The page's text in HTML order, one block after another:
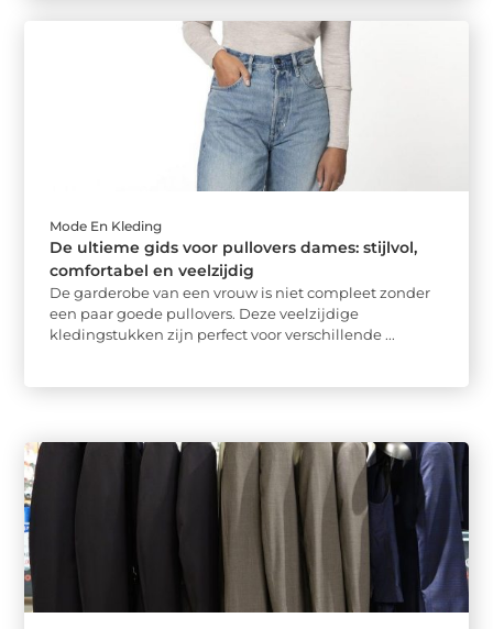
Mode En Kleding
De ultieme gids voor pullovers dames: stijlvol,
comfortabel en veelzijdig
De garderobe van een vrouw is niet compleet zonder
een paar goede pullovers. Deze veelzijdige
kledingstukken zijn perfect voor verschillende ...